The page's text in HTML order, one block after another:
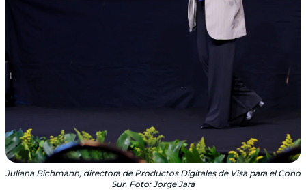
Juliana Bichmann, directora de Productos Digitales de Visa para el Cono
Sur. Foto: Jorge Jara